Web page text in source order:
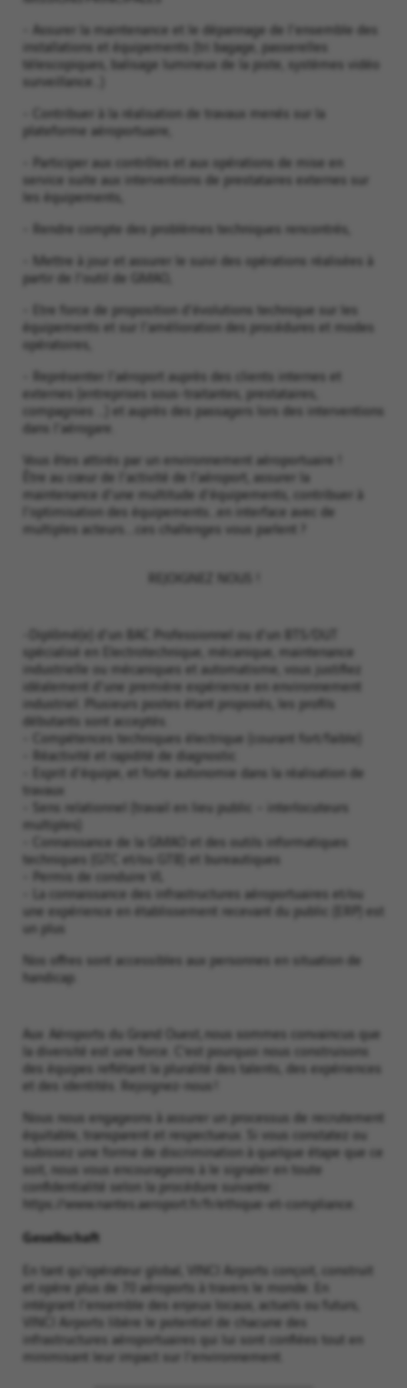
- Assurer la maintenance et le dépannage de l'ensemble des
installations et équipements (tri bagage, passerelles
télescopiques, balisage lumineux de la piste, systèmes vidéo
surveillance…)
- Contribuer à la réalisation de travaux menés sur la
plateforme aéroportuaire,
- Participer aux contrôles et aux opérations de mise en
service suite aux interventions de prestataires externes sur
les équipements,
- Rendre compte des problèmes techniques rencontrés,
- Mettre à jour et assurer le suivi des opérations réalisées à
partir de l'outil de GMAO,
- Etre force de proposition d'évolutions technique sur les
équipements et sur l'amélioration des procédures et modes
opératoires,
- Représenter l'aéroport auprès des clients internes et
externes (entreprises sous-traitantes, prestataires,
compagnies …) et auprès des passagers lors des interventions
dans l'aérogare.
Vous êtes attirés par un environnement aéroportuaire !
Être au cœur de l'activité de l'aéroport, assurer la
maintenance d'une multitude d'équipements, contribuer à
l'optimisation des équipements...en interface avec de
multiples acteurs....ces challenges vous parlent ?
REJOIGNEZ NOUS !
-Diplômé(e) d'un BAC Professionnel ou d'un BTS/DUT
spécialisé en Electrotechnique, mécanique, maintenance
industrielle ou mécaniques et automatisme, vous justifiez
idéalement d'une première expérience en environnement
industriel. Plusieurs postes étant proposés, les profils
débutants sont acceptés.
- Compétences techniques électrique (courant fort/faible)
- Réactivité et rapidité de diagnostic
- Esprit d'équipe, et forte autonomie dans la réalisation de
travaux
- Sens relationnel (travail en lieu public – interlocuteurs
multiples)
- Connaissance de la GMAO et des outils informatiques
techniques (GTC et/ou GTB) et bureautiques
- Permis de conduire VL
- La connaissance des infrastructures aéroportuaires et/ou
une expérience en établissement recevant du public (ERP) est
un plus
Nos offres sont accessibles aux personnes en situation de
handicap.
Aux Aéroports du Grand Ouest, nous sommes convaincus que
la diversité est une force. C’est pourquoi nous construisons
des équipes reflétant la pluralité des talents, des expériences
et des identités. Rejoignez-nous !
Nous nous engageons à assurer un processus de recrutement
équitable, transparent et respectueux. Si vous constatez ou
subissez une forme de discrimination à quelque étape que ce
soit, nous vous encourageons à le signaler en toute
confidentialité selon la procédure suivante :
https://www.nantes.aeroport.fr/fr/ethique-et-compliance.
Gesellschaft
En tant qu'opérateur global, VINCI Airports conçoit, construit
et opère plus de 70 aéroports à travers le monde. En
intégrant l'ensemble des enjeux locaux, actuels ou futurs,
VINCI Airports libère le potentiel de chacune des
infrastructures aéroportuaires qui lui sont confiées tout en
minimisant leur impact sur l'environnement.